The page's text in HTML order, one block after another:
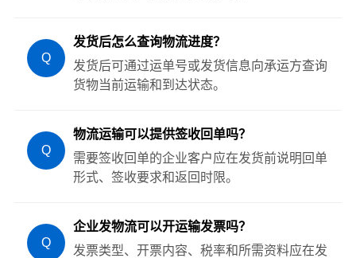
Q
发货后怎么查询物流进度？
发货后可通过运单号或发货信息向承运方查询
货物当前运输和到达状态。
Q
物流运输可以提供签收回单吗？
需要签收回单的企业客户应在发货前说明回单
形式、签收要求和返回时限。
Q
企业发物流可以开运输发票吗？
发票类型、开票内容、税率和所需资料应在发